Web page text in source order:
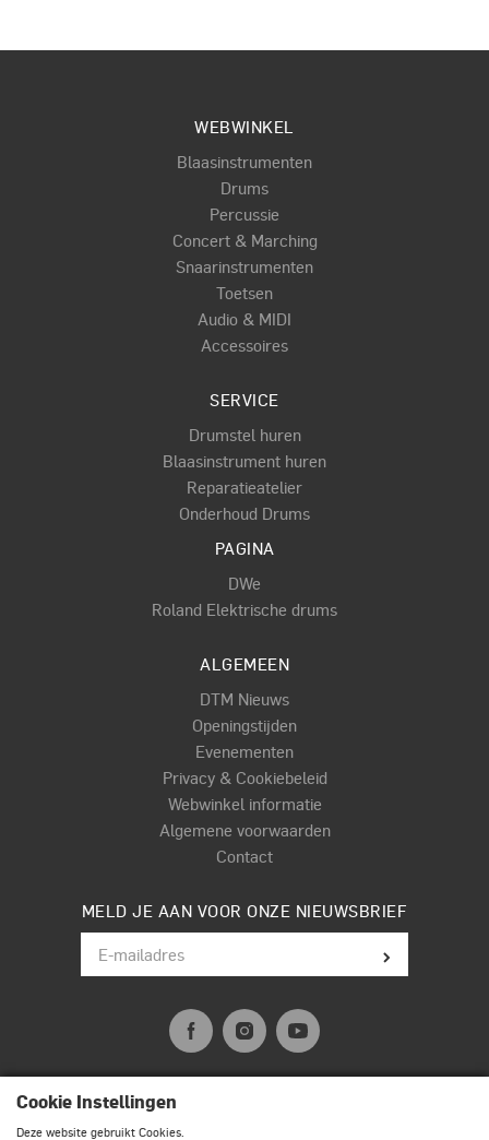
Cookie Instellingen
Deze website gebruikt Cookies.
WEBWINKEL
Blaasinstrumenten
Drums
Percussie
Concert & Marching
Snaarinstrumenten
Toetsen
Audio & MIDI
Accessoires
SERVICE
Drumstel huren
Blaasinstrument huren
Reparatieatelier
Onderhoud Drums
PAGINA
DWe
Roland Elektrische drums
ALGEMEEN
DTM Nieuws
Openingstijden
Evenementen
Privacy & Cookiebeleid
Webwinkel informatie
Algemene voorwaarden
Contact
MELD JE AAN VOOR ONZE NIEUWSBRIEF
© Terpstra Muziek Drumland 2026. All rights reserved.